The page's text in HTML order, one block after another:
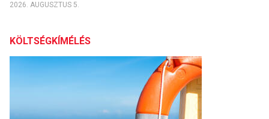
2026. AUGUSZTUS 5.
KÖLTSÉGKÍMÉLÉS